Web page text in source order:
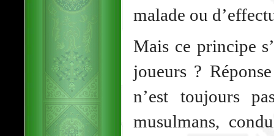
malade ou
Mais ce principe
joueurs ?
n’est toujours
musulmans,